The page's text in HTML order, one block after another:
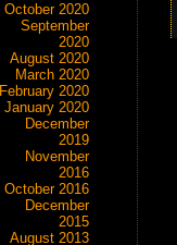
October 2020
September
2020
August 2020
March 2020
February 2020
January 2020
December
2019
November
2016
October 2016
December
2015
August 2013